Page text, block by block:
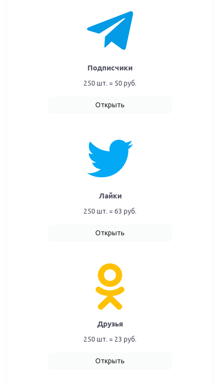
Подписчики
250 шт. = 50 руб.
Открыть
Лайки
250 шт. = 63 руб.
Открыть
Друзья
250 шт. = 23 руб.
Открыть